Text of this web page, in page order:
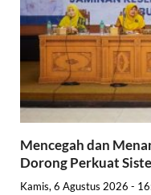
Mencegah dan
Dorong Perkuat
Kamis, 6 Agustus 2026 -